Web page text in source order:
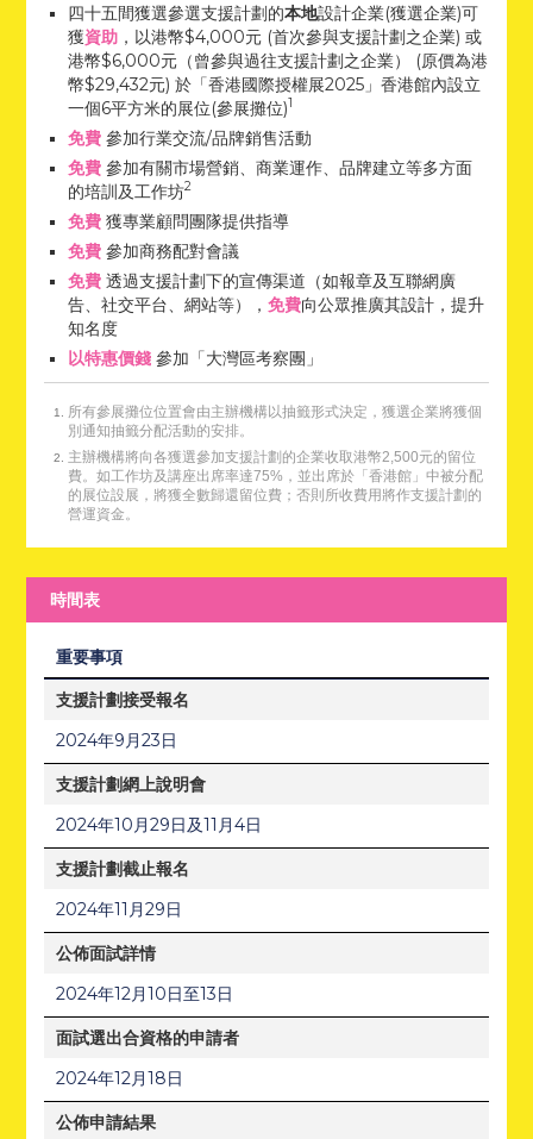
四十五間獲選參選支援計劃的本地設計企業(獲選企業)可
獲資助 ，以港幣$4,000元 (首次參與支援計劃之企業) 或
港幣$6,000元（曾參與過往支援計劃之企業） (原價為港
幣$29,432元) 於「香港國際授權展2025」香港館內設立
一個6平方米的展位(參展攤位)1
免費 參加行業交流/品牌銷售活動
免費 參加有關市場營銷、商業運作、品牌建立等多方面
的培訓及工作坊2
免費獲專業顧問團隊提供指導
免費參加商務配對會議
免費透過支援計劃下的宣傳渠道（如報章及互聯網廣
告、社交平台、網站等），免費向公眾推廣其設計，提升
知名度
以特惠價錢參加「大灣區考察團」
所有參展攤位位置會由主辦機構以抽籤形式決定，獲選企業將獲個
別通知抽籤分配活動的安排。
主辦機構將向各獲選參加支援計劃的企業收取港幣2,500元的留位
費。如工作坊及講座出席率達75%，並出席於「香港館」中被分配
的展位設展，將獲全數歸還留位費；否則所收費用將作支援計劃的
營運資金。
時間表
重要事項
支援計劃接受報名
2024年9月23日
支援計劃網上說明會
2024年10月29日及11月4日
支援計劃截止報名
2024年11月29日
公佈面試詳情
2024年12月10日至13日
面試選出合資格的申請者
2024年12月18日
公佈申請結果